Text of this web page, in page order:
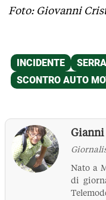
Foto: Giovanni
Nato a
di